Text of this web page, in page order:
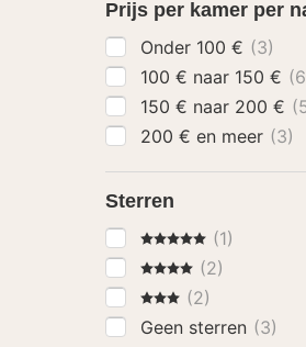
Prijs per kamer per
Onder 100 € (3)
100 € naar 150 €
150 € naar 200 €
200 € en meer (3)
Sterren
5 Sterren(1)
4 Sterren
(2)
3 Sterren
(2)
Geen sterren (3)